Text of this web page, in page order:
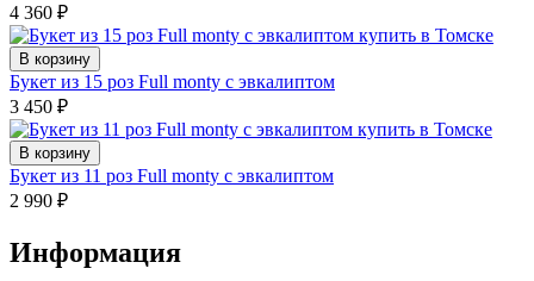
4 360 ₽
В корзину
Букет из 15 роз Full monty с эвкалиптом
3 450 ₽
В корзину
Букет из 11 роз Full monty с эвкалиптом
2 990 ₽
Информация